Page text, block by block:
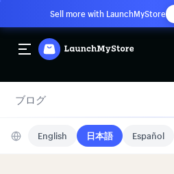
Sell more with LaunchMyStore
ブログ
English 日本語 Español